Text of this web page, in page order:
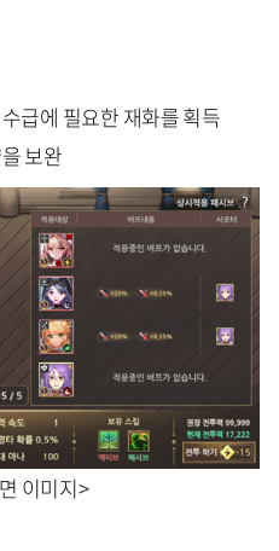
급에 필요한 재화를 획득
보완
이미지>